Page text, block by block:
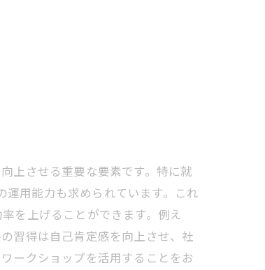
上させる重要な要素です。特に就
用能力も求められています。これ
を上げることができます。例え
習得は自己肯定感を向上させ、社
ークショップを活用することをお